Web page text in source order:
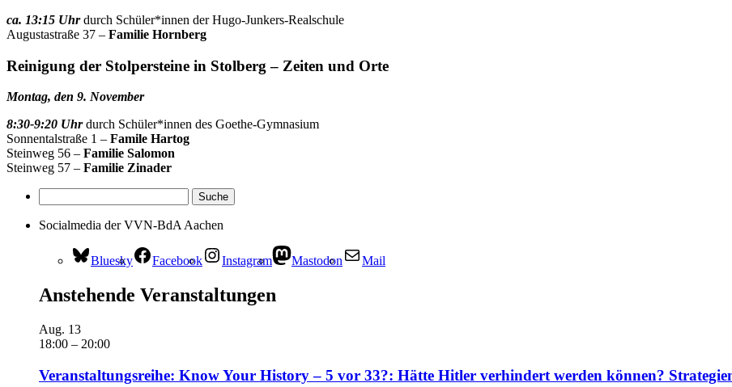
ca. 13:15 Uhrdurch Schüler*innen der Hugo-Junkers-Realschule
Augustastraße 37 – Familie Hornberg
Reinigung der Stolpersteine in Stolberg – Zeiten und Orte
Montag, den 9. November
8:30-9:20 Uhrdurch Schüler*innen des Goethe-Gymnasium
Sonnentalstraße 1 – Famile Hartog
Steinweg 56 – Familie Salomon
Steinweg 57 – Familie Zinader
Socialmedia der VVN-BdA Aachen
Bluesky Facebook Instagram Mastodon Mail
Anstehende Veranstaltungen
Aug. 13
18:00 – 20:00
Veranstaltungsreihe: Know Your History – 5 vor 33?: Hätte Hitler verhindert werden können?